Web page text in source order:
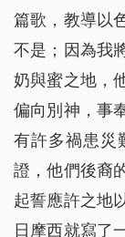
篇歌，教導以
不是；因為我
奶與蜜之地，
偏向別神，事
有許多禍患災
證，他們後裔
起誓應許之地
日摩西就寫了